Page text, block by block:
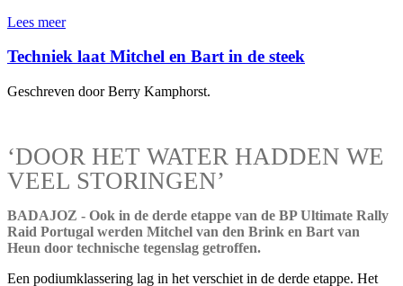
Lees meer
Techniek laat Mitchel en Bart in de steek
Geschreven door Berry Kamphorst.
‘DOOR HET WATER HADDEN WE
VEEL STORINGEN’
BADAJOZ - Ook in de derde etappe van de BP Ultimate Rally
Raid Portugal werden Mitchel van den Brink en Bart van
Heun door technische tegenslag getroffen.
Een podiumklassering lag in het verschiet in de derde etappe. Het